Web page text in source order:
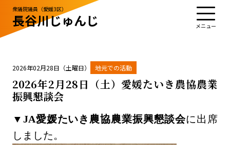
衆議院議員（愛媛3区）
長谷川じゅんじ
TOPプロフィール活動・実績
政治姿勢お知らせ応援する
お問い合わせ
サイトポリシー
2026年02月28日（土曜日） 地元での活動
2026年2月28日（土）愛媛たいき農協農業
振興懇談会
▼ JA愛媛たいき農協農業振興懇談会に出席
しました。